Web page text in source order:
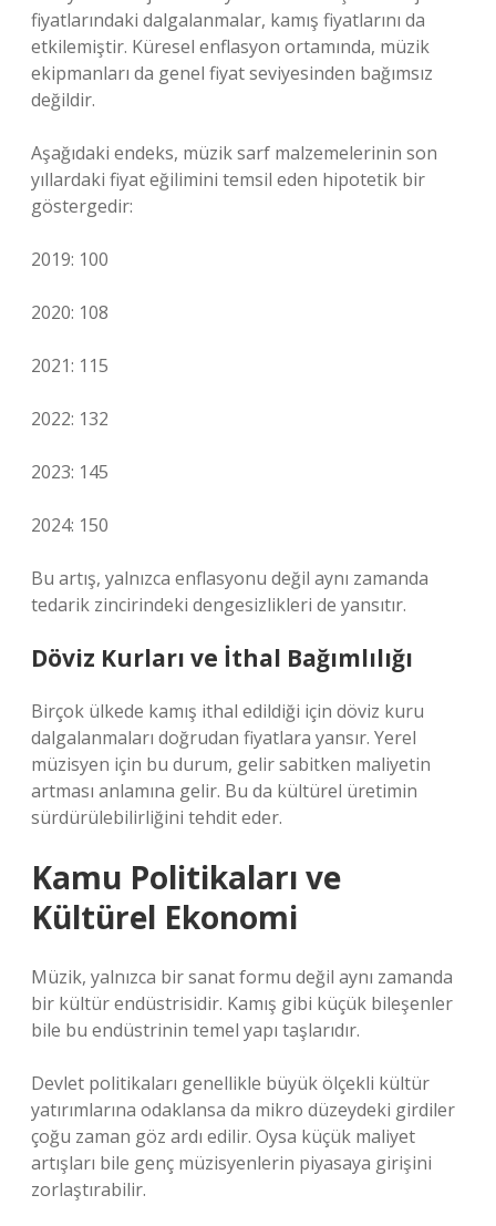
fiyatlarındaki dalgalanmalar, kamış fiyatlarını da
etkilemiştir. Küresel enflasyon ortamında, müzik
ekipmanları da genel fiyat seviyesinden bağımsız
değildir.
Aşağıdaki endeks, müzik sarf malzemelerinin son
yıllardaki fiyat eğilimini temsil eden hipotetik bir
göstergedir:
2019: 100
2020: 108
2021: 115
2022: 132
2023: 145
2024: 150
Bu artış, yalnızca enflasyonu değil aynı zamanda
tedarik zincirindeki dengesizlikleri de yansıtır.
Döviz Kurları ve İthal Bağımlılığı
Birçok ülkede kamış ithal edildiği için döviz kuru
dalgalanmaları doğrudan fiyatlara yansır. Yerel
müzisyen için bu durum, gelir sabitken maliyetin
artması anlamına gelir. Bu da kültürel üretimin
sürdürülebilirliğini tehdit eder.
Kamu Politikaları ve
Kültürel Ekonomi
Müzik, yalnızca bir sanat formu değil aynı zamanda
bir kültür endüstrisidir. Kamış gibi küçük bileşenler
bile bu endüstrinin temel yapı taşlarıdır.
Devlet politikaları genellikle büyük ölçekli kültür
yatırımlarına odaklansa da mikro düzeydeki girdiler
çoğu zaman göz ardı edilir. Oysa küçük maliyet
artışları bile genç müzisyenlerin piyasaya girişini
zorlaştırabilir.